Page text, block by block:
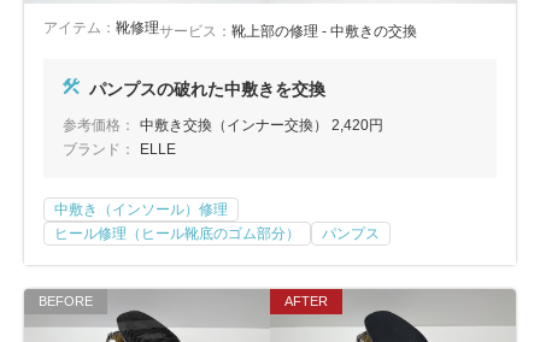
アイテム： 靴修理サービス： 靴上部の修理 - 中敷きの交換
パンプスの破れた中敷きを交換
参考価格：
中敷き交換（インナー交換） 2,420円
ブランド：
ELLE
中敷き（インソール）修理
ヒール修理（ヒール靴底のゴム部分）
パンプス